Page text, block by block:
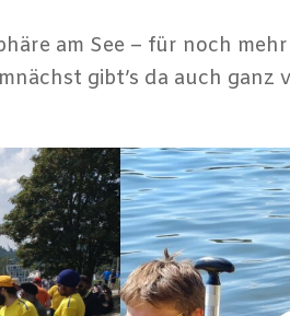
am See – für noch
gibt’s da auch ganz